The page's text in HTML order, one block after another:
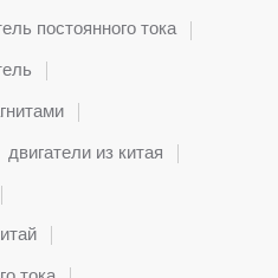
постоянного тока
двигатели из китая